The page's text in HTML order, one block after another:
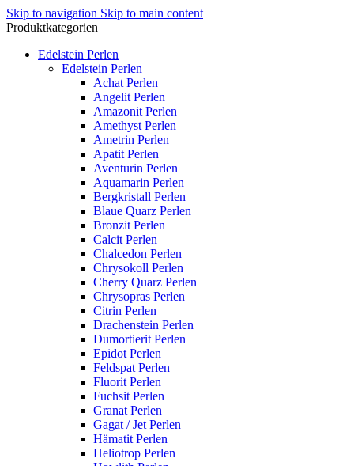
Skip to navigation Skip to main content
Produktkategorien
Edelstein Perlen
Edelstein Perlen
Achat Perlen
Angelit Perlen
Amazonit Perlen
Amethyst Perlen
Ametrin Perlen
Apatit Perlen
Aventurin Perlen
Aquamarin Perlen
Bergkristall Perlen
Blaue Quarz Perlen
Bronzit Perlen
Calcit Perlen
Chalcedon Perlen
Chrysokoll Perlen
Cherry Quarz Perlen
Chrysopras Perlen
Citrin Perlen
Drachenstein Perlen
Dumortierit Perlen
Epidot Perlen
Feldspat Perlen
Fluorit Perlen
Fuchsit Perlen
Granat Perlen
Gagat / Jet Perlen
Hämatit Perlen
Heliotrop Perlen